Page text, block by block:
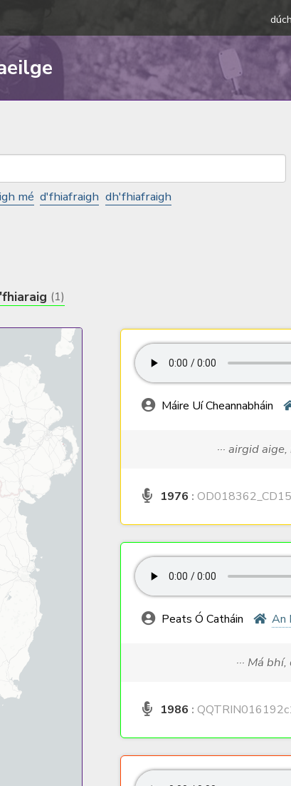
mé d'fhiafraigh dh'fhiafraigh
(1)
Máire Uí Cheannabháin
··· airgid
1976 :
Peats Ó Catháin An
··· Má
1986 :